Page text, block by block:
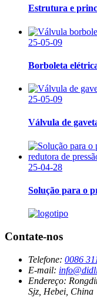
Estrutura e
25-05-09
Borboleta
25-05-09
Válvula de
25-04-28
Solução para o
Contate-nos
Telefone: 0086
E-mail:
Endereço:
Sjz, Hebei, China